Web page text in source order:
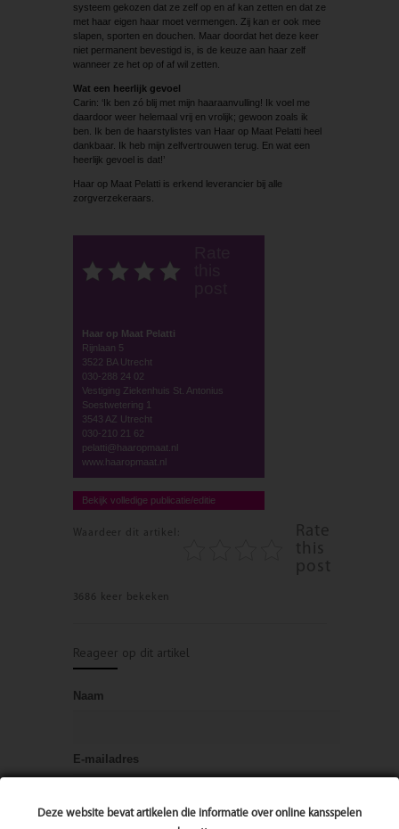
Deze website bevat artikelen die informatie over online kansspelen
systeem gekozen dat ze zelf op en af kan zetten en dat ze
met haar eigen haar moet vermengen. Zij kan er ook mee
slapen, sporten en douchen. Maar doordat het deze keer
niet permanent bevestigd is, is de keuze aan haar zelf
wanneer ze het op of af wil zetten.
Wat een heerlijk gevoel
Carin: ‘Ik ben zó blij met mijn haaraanvulling! Ik voel me
daardoor weer helemaal vrij en vrolijk; gewoon zoals ik
ben. Ik ben de haarstylistes van Haar op Maat Pelatti heel
dankbaar. Ik heb mijn zelfvertrouwen terug. En wat een
heerlijk gevoel is dat!’
Haar op Maat Pelatti is erkend leverancier bij alle
zorgverzekeraars.
Haar op Maat Pelatti
Rijnlaan 5
3522 BA Utrecht
030-288 24 02
Vestiging Ziekenhuis St. Antonius
Soestwetering 1
3543 AZ Utrecht
030-210 21 62
pelatti@haaropmaat.nl
www.haaropmaat.nl
Bekijk volledige publicatie/editie
Waardeer dit artikel:
Rate
this
post
3686 keer bekeken
Reageer op dit artikel
Naam
E-mailadres